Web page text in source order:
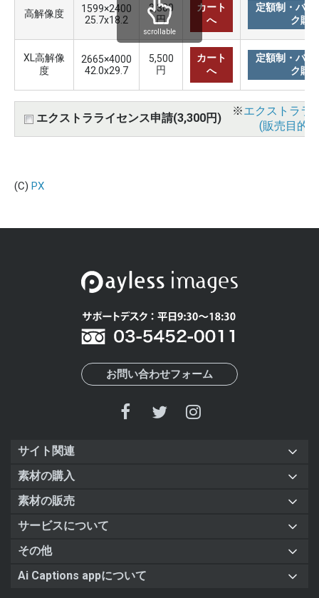
高解像度
1599×2400
25.7x18.2
3,300
円
カート
へ
定額制・バリ
ク購
XL高解像
度
2665×4000
42.0x29.7
5,500
円
カート
へ
定額制・バリ
ク購
エクストラライセンス申請(3,300円)
※エクストララ
(販売目的
scrollable
(C) PX
お問い合わせフォーム
サイト関連
素材の購入
素材の販売
サービスについて
その他
Ai Captions appについて